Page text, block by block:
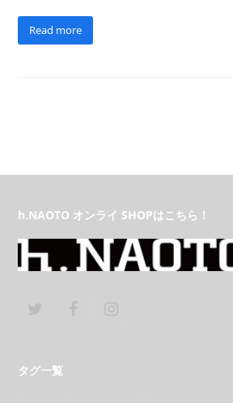
Read more
h.NAOTO オンライ SHOPはこちら！
タグ一覧